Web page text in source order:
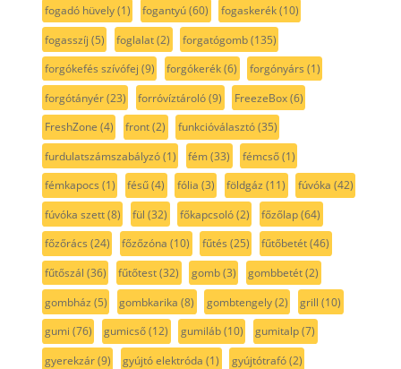
fogadó hüvely(1) fogantyú(60) fogaskerék(10)
fogasszíj (5) foglalat(2) forgatógomb(135)
forgókefés szívófej (9) forgókerék(6) forgónyárs (1)
forgótányér(23) forróvíztároló(9) FreezeBox(6)
FreshZone (4) front(2) funkcióválasztó(35)
furdulatszámszabályzó(1) fém(33) fémcső(1)
fémkapocs (1) fésű(4) fólia (3) földgáz (11) fúvóka (42)
fúvóka szett(8) fül (32) főkapcsoló(2) főzőlap(64)
főzőrács (24) főzőzóna (10) fűtés (25) fűtőbetét(46)
fűtőszál (36) fűtőtest(32) gomb(3) gombbetét(2)
gombház (5) gombkarika (8) gombtengely(2) grill (10)
gumi (76) gumicső(12) gumiláb(10) gumitalp(7)
gyerekzár(9) gyújtó elektróda (1) gyújtótrafó(2)